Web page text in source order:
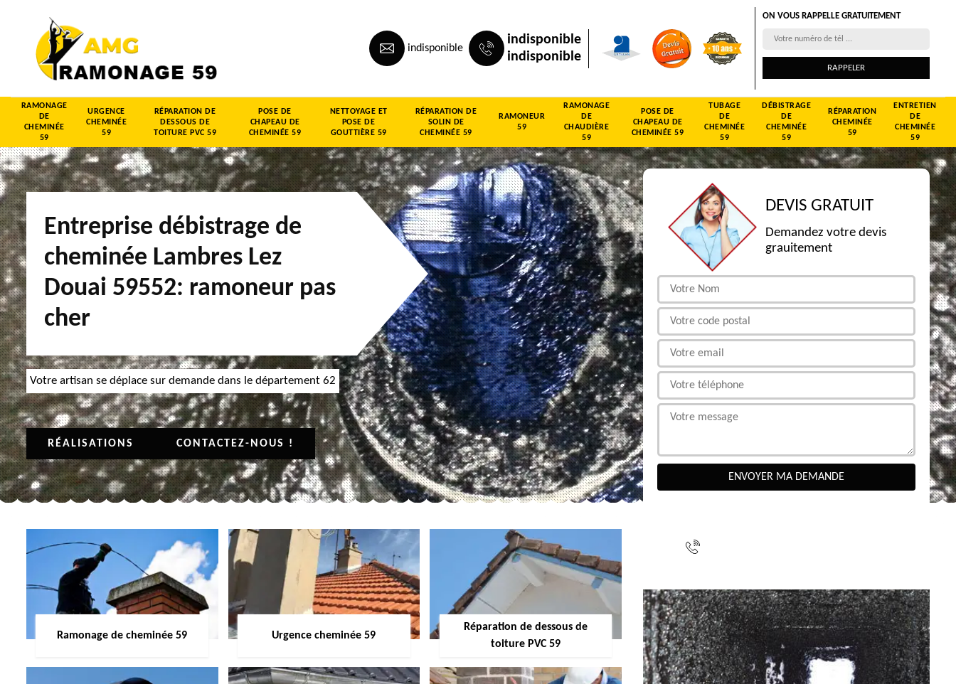
indisponible
indisponible
indisponible
ON VOUS RAPPELLE GRATUITEMENT
RAMONAGE
DE
CHEMINÉE
59
URGENCE
CHEMINÉE
59
RÉPARATION DE
DESSOUS DE
TOITURE PVC 59
POSE DE
CHAPEAU DE
CHEMINÉE 59
NETTOYAGE ET
POSE DE
GOUTTIÈRE 59
RÉPARATION DE
SOLIN DE
CHEMINÉE 59
RAMONEUR
59
RAMONAGE
DE
CHAUDIÈRE
59
POSE DE
CHAPEAU DE
CHEMINÉE 59
TUBAGE
DE
CHEMINÉE
59
DÉBISTRAGE
DE
CHEMINÉE
59
RÉPARATION
CHEMINÉE
59
ENTRETIEN
DE
CHEMINÉE
59
Entreprise débistrage de
cheminée Lambres Lez
Douai 59552: ramoneur pas
cher
Votre artisan se déplace sur demande dans le département 62
RÉALISATIONS CONTACTEZ-NOUS !
Ramonage de cheminée 59 Urgence cheminée 59
Réparation de dessous de
toiture PVC 59
DEVIS GRATUIT
Demandez votre devis
grauitement